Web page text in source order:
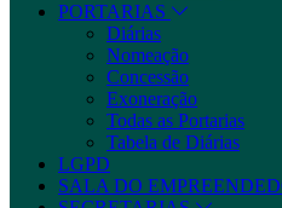
PORTARIAS
Diárias
Nomeação
Concessão
Exoneração
Todas as Portarias
Tabela de Diárias
LGPD
SALA DO